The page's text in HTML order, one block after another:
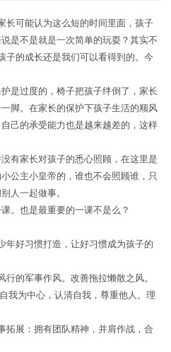
可能认为这么短的时间里面，孩子
是不是就是一次简单的玩耍？其实不
子的成长还是我们可以看得到的。今
过度的，椅子把孩子绊倒了，家长
脚。在家长的保护下孩子生活的顺风
己的承受能力也是越来越差的，这样
家长对孩子的悉心照顾，在这里是
公主小皇帝的，谁也不会照顾谁，只
人一起做事。
也是最重要的一课不是么？
好习惯打造，让好习惯成为孩子的
的军事作风。改善拖拉懒散之风。
为中心，认清自我，尊重他人。理
展：拥有团队精神，并肩作战，合